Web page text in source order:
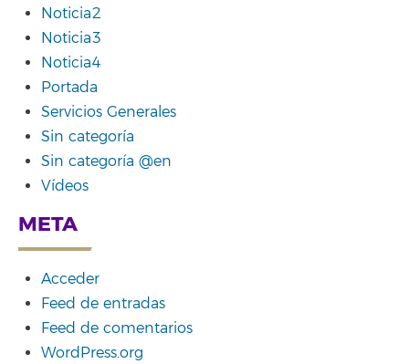
Noticia2
Noticia3
Noticia4
Portada
Servicios Generales
Sin categoría
Sin categoría @en
Vídeos
META
Acceder
Feed de entradas
Feed de comentarios
WordPress.org